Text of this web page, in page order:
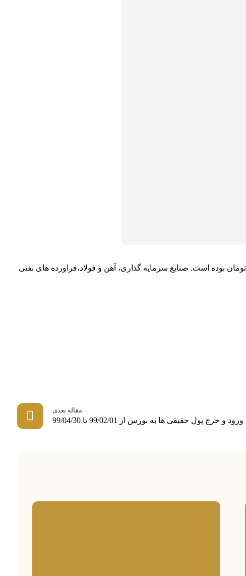
ارزش معاملات در تاریخ 1399/04/30، مجموع ارزش کل معاملات در پایان روز برابر با 24,802 میلیارد تومان بوده است. صنایع سرمایه گذاری، آهن و فولاد،فراورده های نفتی
مقاله بعدی
خرج پول حقیقی ها به بورس از 99/02/01 تا 99/04/30